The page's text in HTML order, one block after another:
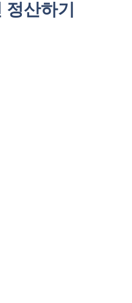
정산하기